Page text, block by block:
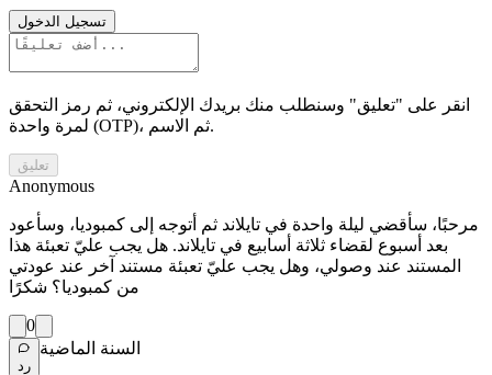
تسجيل الدخول
انقر على "تعليق" وسنطلب منك بريدك الإلكتروني، ثم رمز التحقق
لمرة واحدة (OTP)، ثم الاسم.
تعليق
Anonymous
مرحبًا، سأقضي ليلة واحدة في تايلاند ثم أتوجه إلى كمبوديا، وسأعود
بعد أسبوع لقضاء ثلاثة أسابيع في تايلاند. هل يجب عليّ تعبئة هذا
المستند عند وصولي، وهل يجب عليّ تعبئة مستند آخر عند عودتي
من كمبوديا؟ شكرًا
0
رد
السنة الماضية